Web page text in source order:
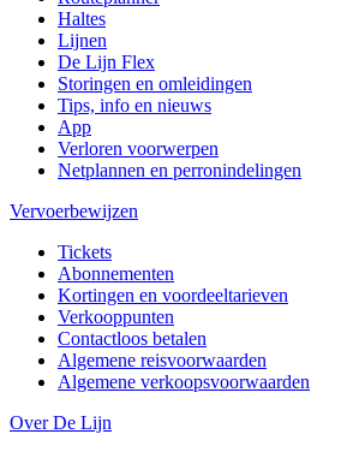
Haltes
Lijnen
De Lijn Flex
Storingen en omleidingen
Tips, info en nieuws
App
Verloren voorwerpen
Netplannen en perronindelingen
Vervoerbewijzen
Tickets
Abonnementen
Kortingen en voordeeltarieven
Verkooppunten
Contactloos betalen
Algemene reisvoorwaarden
Algemene verkoopsvoorwaarden
Over De Lijn